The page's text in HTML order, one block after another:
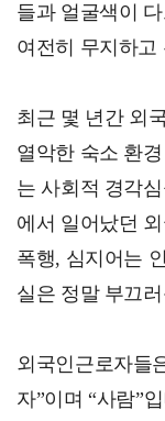
들과 얼굴색이
여전히 무지하고
최근 몇 년간 외
열악한 숙소 환
는 사회적 경각
에서 일어났던
폭행, 심지어는
실은 정말 부끄
외국인근로자들
자”이며 “사람”